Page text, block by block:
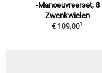
-Manoeuvreerset, 8
Zwenkwielen
€ 109,001